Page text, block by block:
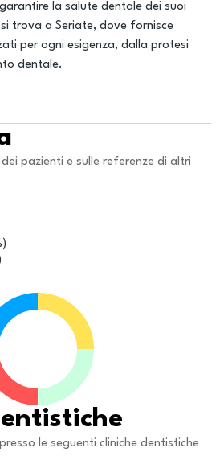
la salute dentale dei suoi
trova a Seriate, dove fornisce
per ogni esigenza, dalla protesi
dentale.
pazienti e sulle referenze di altri
le seguenti cliniche dentistiche